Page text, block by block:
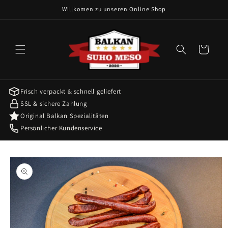
Willkomen zu unseren Online Shop
Košarica
Frisch verpackt & schnell geliefert
SSL & sichere Zahlung
Original Balkan Spezialitäten
Persönlicher Kundenservice
proizvodu